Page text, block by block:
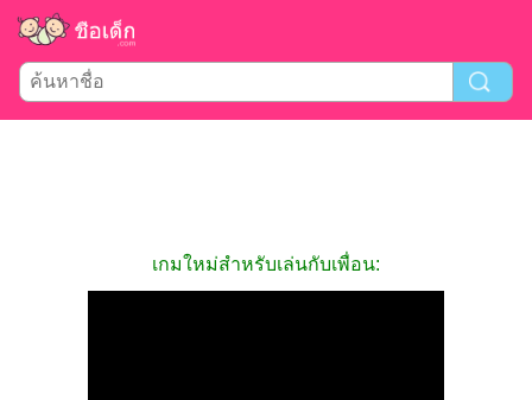
เกมใหม่สำหรับเล่นกับเพื่อน: